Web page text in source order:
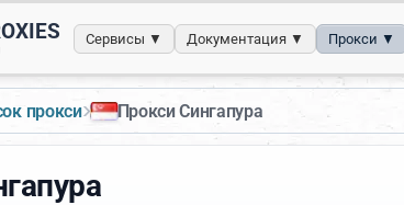
Сервисы ▼ Документация ▼ Прокси ▼
прокси› Прокси Сингапура